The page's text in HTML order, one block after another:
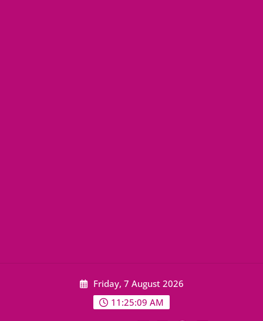
Friday, 7 August 2026
11:25:10 AM